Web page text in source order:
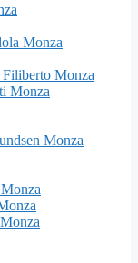
Monza
Monza
Monza
Monza